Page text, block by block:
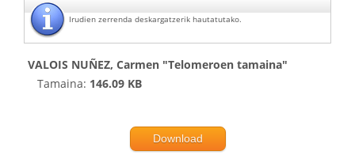
Irudien zerrenda deskargatzerik hautatutako.
VALOIS NUÑEZ, Carmen "Telomeroen tamaina"
Tamaina: 146.09 KB
Download